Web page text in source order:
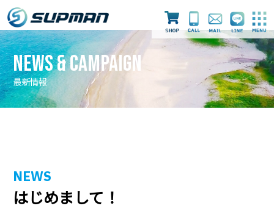
News & Campaign
最新情報
NEWS
はじめまして！